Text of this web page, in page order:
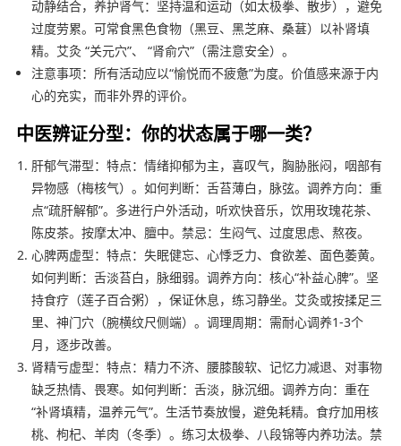
动静结合，养护肾气：坚持温和运动（如太极拳、散步），避免
过度劳累。可常食黑色食物（黑豆、黑芝麻、桑葚）以补肾填
精。艾灸 “关元穴”、 “肾俞穴”（需注意安全）。
注意事项：所有活动应以“愉悦而不疲惫”为度。价值感来源于内
心的充实，而非外界的评价。
中医辨证分型：你的状态属于哪一类？
肝郁气滞型：特点：情绪抑郁为主，喜叹气，胸胁胀闷，咽部有
异物感（梅核气）。如何判断：舌苔薄白，脉弦。调养方向：重
点“疏肝解郁”。多进行户外活动，听欢快音乐，饮用玫瑰花茶、
陈皮茶。按摩太冲、膻中。禁忌：生闷气、过度思虑、熬夜。
心脾两虚型：特点：失眠健忘、心悸乏力、食欲差、面色萎黄。
如何判断：舌淡苔白，脉细弱。调养方向：核心“补益心脾”。坚
持食疗（莲子百合粥），保证休息，练习静坐。艾灸或按揉足三
里、神门穴（腕横纹尺侧端）。调理周期：需耐心调养1-3个
月，逐步改善。
肾精亏虚型：特点：精力不济、腰膝酸软、记忆力减退、对事物
缺乏热情、畏寒。如何判断：舌淡，脉沉细。调养方向：重在
“补肾填精，温养元气”。生活节奏放慢，避免耗精。食疗加用核
桃、枸杞、羊肉（冬季）。练习太极拳、八段锦等内养功法。禁